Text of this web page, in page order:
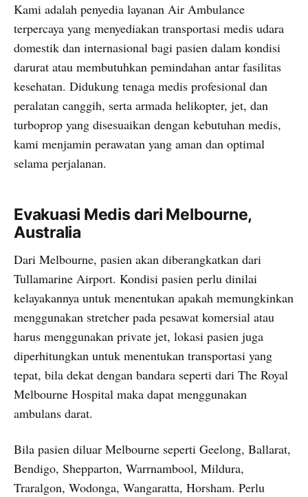
Kami adalah penyedia layanan Air Ambulance
terpercaya yang menyediakan transportasi medis udara
domestik dan internasional bagi pasien dalam kondisi
darurat atau membutuhkan pemindahan antar fasilitas
kesehatan. Didukung tenaga medis profesional dan
peralatan canggih, serta armada helikopter, jet, dan
turboprop yang disesuaikan dengan kebutuhan medis,
kami menjamin perawatan yang aman dan optimal
selama perjalanan.
Evakuasi Medis dari Melbourne,
Australia
Dari Melbourne, pasien akan diberangkatkan dari
Tullamarine Airport. Kondisi pasien perlu dinilai
kelayakannya untuk menentukan apakah memungkinkan
menggunakan stretcher pada pesawat komersial atau
harus menggunakan private jet, lokasi pasien juga
diperhitungkan untuk menentukan transportasi yang
tepat, bila dekat dengan bandara seperti dari The Royal
Melbourne Hospital maka dapat menggunakan
ambulans darat.
Bila pasien diluar Melbourne seperti Geelong, Ballarat,
Bendigo, Shepparton, Warrnambool, Mildura,
Traralgon, Wodonga, Wangaratta, Horsham. Perlu